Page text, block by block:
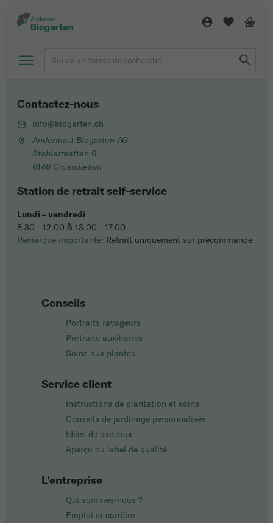
Conseils
Portraits ravageurs
Portraits auxiliaires
Soins aux plantes
Service client
Instructions de plantation et soins
Conseils de jardinage personnalisés
Idées de cadeaux
Aperçu du label de qualité
L'entreprise
Qui sommes-nous ?
Emploi et carrière
Contactez-nous
info@biogarten.ch
Andermatt Biogarten AG
Stahlermatten 6
6146 Grossdietwil
Station de retrait self-service
Lundi –vendredi
8.30 - 12.00 & 13.00 - 17.00
Remarque importante: Retrait uniquement sur précommande